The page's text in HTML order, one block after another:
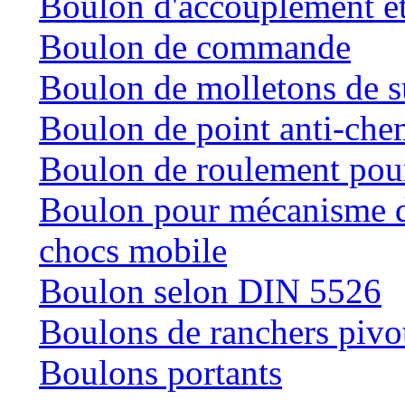
Boulon de commande
Boulon de molletons de
Boulon de point anti-
Boulon de roulement
Boulon pour mécanisme
chocs mobile
Boulon selon DIN 5526
Boulons de ranchers
Boulons portants